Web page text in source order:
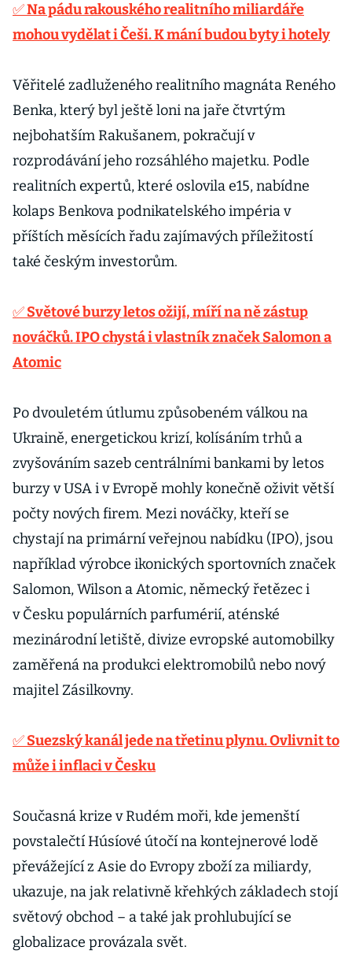
✅ Na pádu rakouského realitního miliardáře
mohou vydělat i Češi. K mání budou byty i hotely
Věřitelé zadluženého realitního magnáta Reného
Benka, který byl ještě loni na jaře čtvrtým
nejbohatším Rakušanem, pokračují v
rozprodávání jeho rozsáhlého majetku. Podle
realitních expertů, které oslovila e15, nabídne
kolaps Benkova podnikatelského impéria v
příštích měsících řadu zajímavých příležitostí
také českým investorům.
✅ Světové burzy letos ožijí, míří na ně zástup
nováčků. IPO chystá i vlastník značek Salomon a
Atomic
Po dvouletém útlumu způsobeném válkou na
Ukraině, energetickou krizí, kolísáním trhů a
zvyšováním sazeb centrálními bankami by letos
burzy v USA i v Evropě mohly konečně oživit větší
počty nových firem. Mezi nováčky, kteří se
chystají na primární veřejnou nabídku (IPO), jsou
například výrobce ikonických sportovních značek
Salomon, Wilson a Atomic, německý řetězec i
v Česku populárních parfumérií, aténské
mezinárodní letiště, divize evropské automobilky
zaměřená na produkci elektromobilů nebo nový
majitel Zásilkovny.
✅ Suezský kanál jede na třetinu plynu. Ovlivnit to
může i inflaci v Česku
Současná krize v Rudém moři, kde jemenští
povstalečtí Húsíové útočí na kontejnerové lodě
převážející z Asie do Evropy zboží za miliardy,
ukazuje, na jak relativně křehkých základech stojí
světový obchod – a také jak prohlubující se
globalizace provázala svět.